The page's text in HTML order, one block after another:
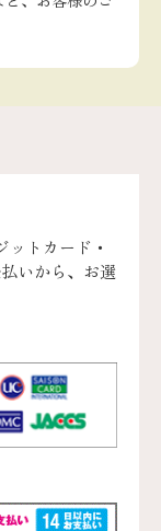
トカード・
いから、お選